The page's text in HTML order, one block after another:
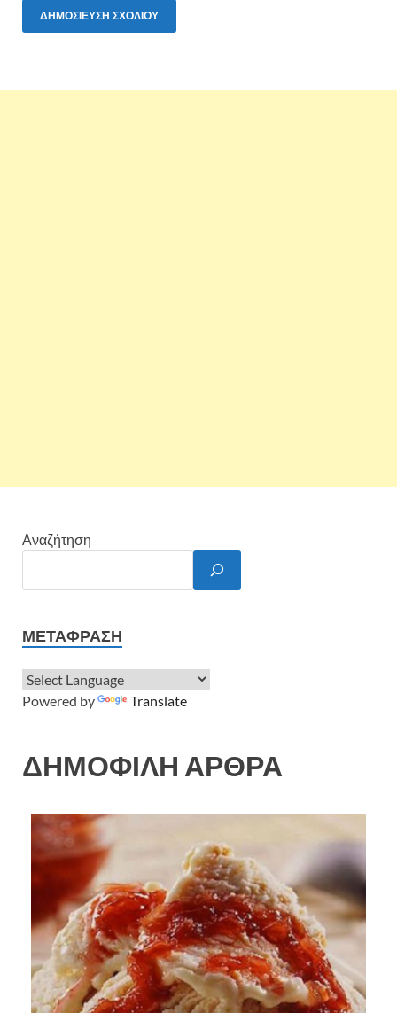
Αναζήτηση
ΜΕΤΆΦΡΑΣΗ
Powered by Translate
ΔΗΜΟΦΙΛΗ ΑΡΘΡΑ